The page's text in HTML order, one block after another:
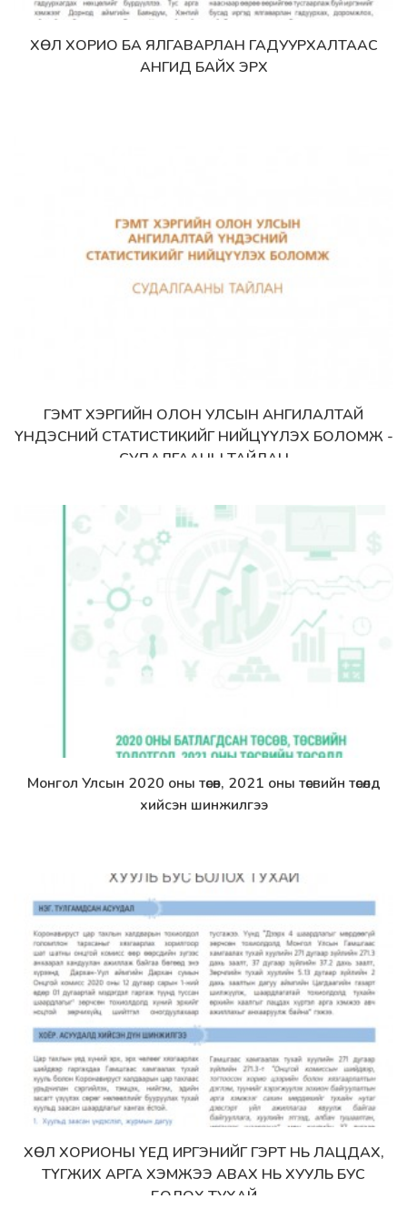
Дэлгэрэнгүй
ХӨЛ ХОРИО БА ЯЛГАВАРЛАН ГАДУУРХАЛТААС
АНГИД БАЙХ ЭРХ
Дэлгэрэнгүй
ГЭМТ ХЭРГИЙН ОЛОН УЛСЫН АНГИЛАЛТАЙ
ҮНДЭСНИЙ СТАТИСТИКИЙГ НИЙЦҮҮЛЭХ БОЛОМЖ -
СУДАЛГААНЫ ТАЙЛАН
Дэлгэрэнгүй
Монгол Улсын 2020 оны төсөв, 2021 оны төсвийн төсөлд
хийсэн шинжилгээ
Дэлгэрэнгүй
ХӨЛ ХОРИОНЫ ҮЕД ИРГЭНИЙГ ГЭРТ НЬ ЛАЦДАХ,
ТҮГЖИХ АРГА ХЭМЖЭЭ АВАХ НЬ ХУУЛЬ БУС
БОЛОХ ТУХАЙ